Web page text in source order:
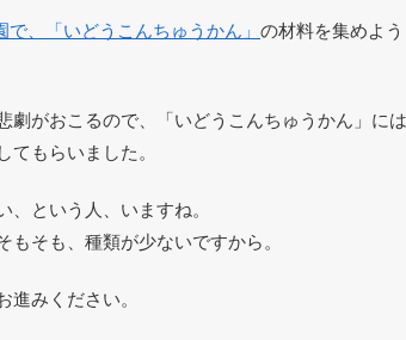
で、「いどうこんちゅうかん」 の材料を集めよ
劇がおこるので、「いどうこんちゅうかん」に
もらいました。
、という人、いますね。
そも、種類が少ないですから。
進みください。